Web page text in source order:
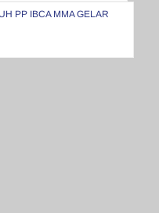
PP IBCA MMA GELAR